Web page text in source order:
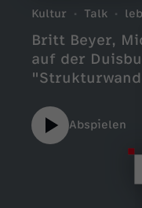
Kultur Talk
Britt Beyer,
auf der
Abspielen